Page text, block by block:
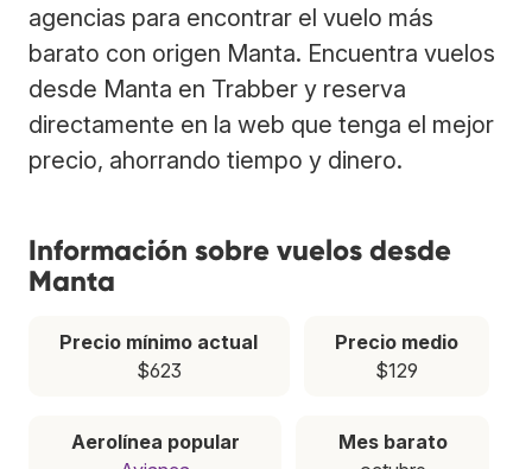
agencias para encontrar el vuelo más
barato con origen Manta. Encuentra vuelos
desde Manta en Trabber y reserva
directamente en la web que tenga el mejor
precio, ahorrando tiempo y dinero.
Información sobre vuelos desde
Manta
Precio mínimo actual
$623
Precio medio
$129
Aerolínea popular
Mes barato